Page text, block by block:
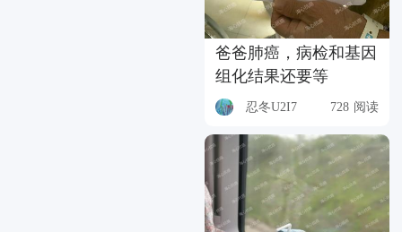
爸爸肺癌，病检和基因
组化结果还要等
忍冬U2I7 728 阅读